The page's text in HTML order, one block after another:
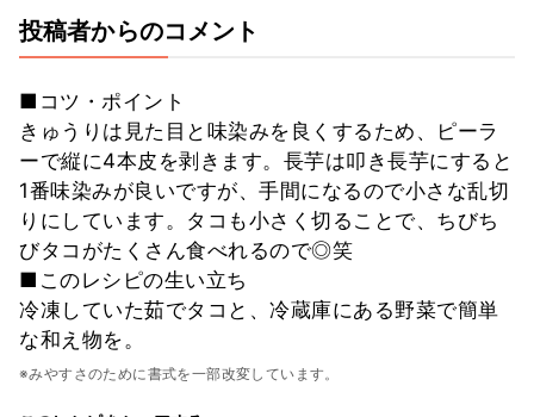
投稿者からのコメント
■コツ・ポイント
きゅうりは見た目と味染みを良くするため、ピーラ
ーで縦に4本皮を剥きます。長芋は叩き長芋にすると
1番味染みが良いですが、手間になるので小さな乱切
りにしています。タコも小さく切ることで、ちびち
びタコがたくさん食べれるので◎笑
■このレシピの生い立ち
冷凍していた茹でタコと、冷蔵庫にある野菜で簡単
な和え物を。
※みやすさのために書式を一部改変しています。